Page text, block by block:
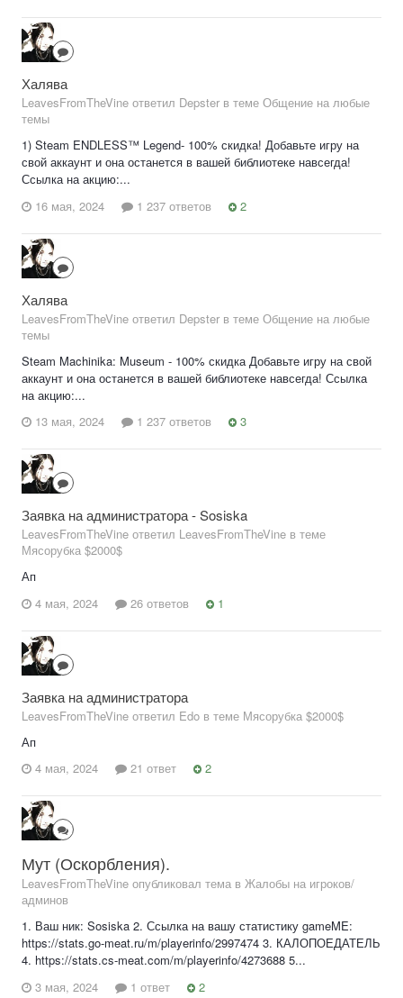
Халява
LeavesFromTheVine ответил Depster в теме Общение на любые
темы
1) Steam ENDLESS™ Legend- 100% скидка! Добавьте игру на
свой аккаунт и она останется в вашей библиотеке навсегда!
Ссылка на акцию:...
16 мая, 2024
1 237 ответов 2
Халява
LeavesFromTheVine ответил Depster в теме Общение на любые
темы
Steam Machinika: Museum - 100% скидка Добавьте игру на свой
аккаунт и она останется в вашей библиотеке навсегда! Ссылка
на акцию:...
13 мая, 2024
1 237 ответов 3
Заявка на администратора - Sosiska
LeavesFromTheVine ответил LeavesFromTheVine в теме
Мясорубка $2000$
Ап
4 мая, 2024
26 ответов 1
Заявка на администратора
LeavesFromTheVine ответил Edo в теме Мясорубка $2000$
Ап
4 мая, 2024
21 ответ 2
Мут (Оскорбления).
LeavesFromTheVine опубликовал тема в Жалобы на игроков/
админов
1. Ваш ник: Sosiska 2. Ссылка на вашу статистику gameME:
https://stats.go-meat.ru/m/playerinfo/2997474 3. КАЛОПОЕДАТЕЛЬ
4. https://stats.cs-meat.com/m/playerinfo/4273688 5...
3 мая, 2024
1 ответ 2